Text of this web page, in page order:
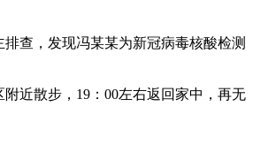
查，发现冯某某为新冠病毒核酸检测
近散步，19：00左右返回家中，再无